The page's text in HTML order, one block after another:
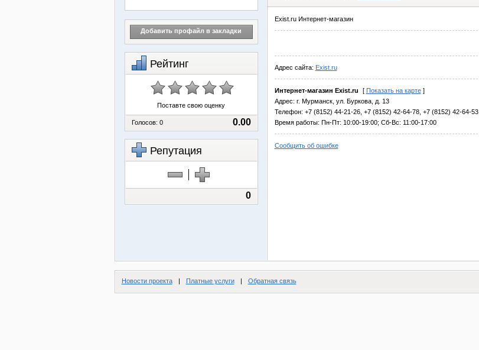
Добавить профайл в закладки
Рейтинг
Поставте свою оценку
Голосов: 0 0.00
Репутация
0
Exist.ru Интернет-магазин
Адрес сайта: Exist.ru
Интернет-магазин Exist.ru [ Показать на карте]
Адрес: г. Мурманск, ул. Буркова, д. 13
Телефон: +7 (8152) 44-21-26, +7 (8152) 42-64-78, +7 (8152) 42-64-53
Время работы: Пн-Пт: 10:00-19:00; Сб-Вс: 11:00-17:00
Сообщить об ошибке
Новости проекта | Платные услуги | Обратная связь